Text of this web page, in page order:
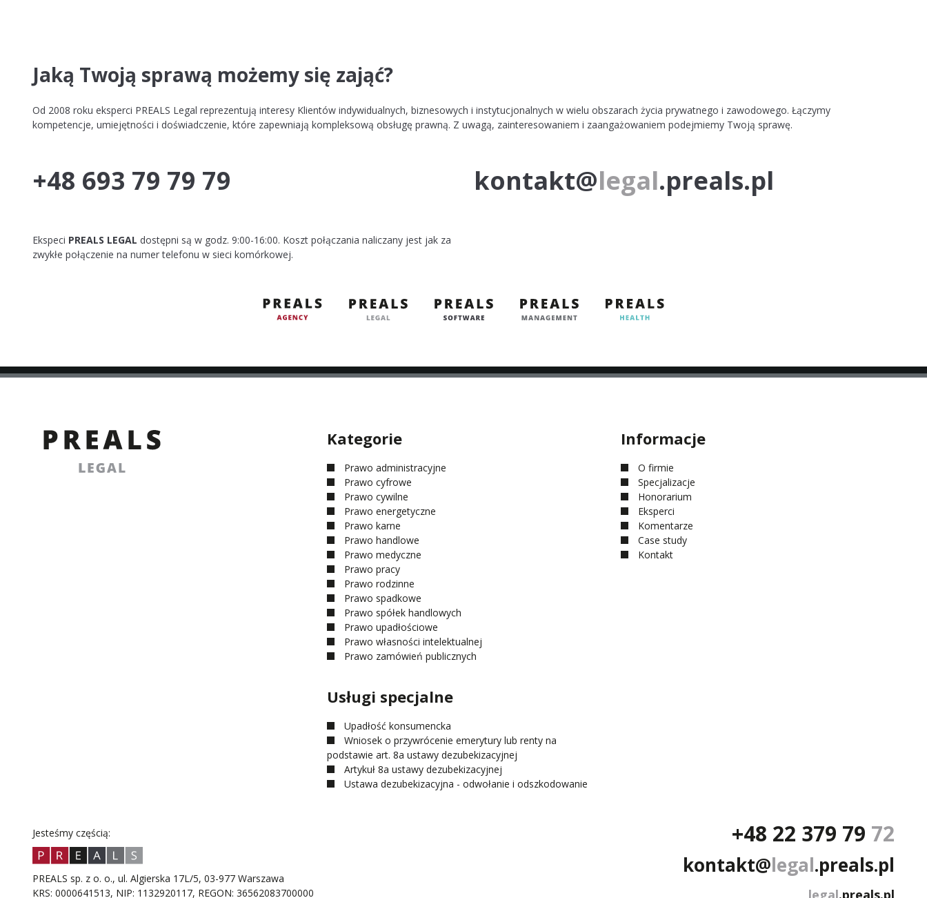
Jaką Twoją sprawą możemy się zająć?
Od 2008 roku eksperci PREALS Legal reprezentują interesy Klientów indywidualnych, biznesowych i instytucjonalnych w wielu obszarach życia prywatnego i zawodowego. Łączymy
kompetencje, umiejętności i doświadczenie, które zapewniają kompleksową obsługę prawną. Z uwagą, zainteresowaniem i zaangażowaniem podejmiemy Twoją sprawę.
+48 693 79 79 79
Ekspeci PREALS LEGAL dostępni są w godz. 9:00-16:00. Koszt połączania naliczany jest jak za
zwykłe połączenie na numer telefonu w sieci komórkowej.
kontakt@legal.preals.pl
Kategorie
Prawo administracyjne
Prawo cyfrowe
Prawo cywilne
Prawo energetyczne
Prawo karne
Prawo handlowe
Prawo medyczne
Prawo pracy
Prawo rodzinne
Prawo spadkowe
Prawo spółek handlowych
Prawo upadłościowe
Prawo własności intelektualnej
Prawo zamówień publicznych
Informacje
O firmie
Specjalizacje
Honorarium
Eksperci
Komentarze
Case study
Kontakt
Usługi specjalne
Upadłość konsumencka
Wniosek o przywrócenie emerytury lub renty na
podstawie art. 8a ustawy dezubekizacyjnej
Artykuł 8a ustawy dezubekizacyjnej
Ustawa dezubekizacyjna - odwołanie i odszkodowanie
Jesteśmy częścią:
PREALS sp. z o. o., ul. Algierska 17L/5, 03-977 Warszawa
KRS: 0000641513, NIP: 1132920117, REGON: 36562083700000
+48 22 379 79 72
kontakt@legal.preals.pl
legal.preals.pl